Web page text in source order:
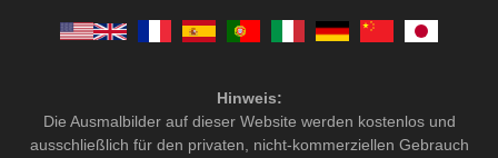
Hinweis:
Die Ausmalbilder auf dieser Website werden kostenlos und
ausschließlich für den privaten, nicht-kommerziellen Gebrauch